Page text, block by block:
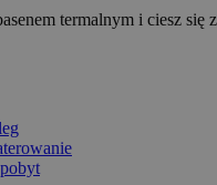
termalnym i ciesz się